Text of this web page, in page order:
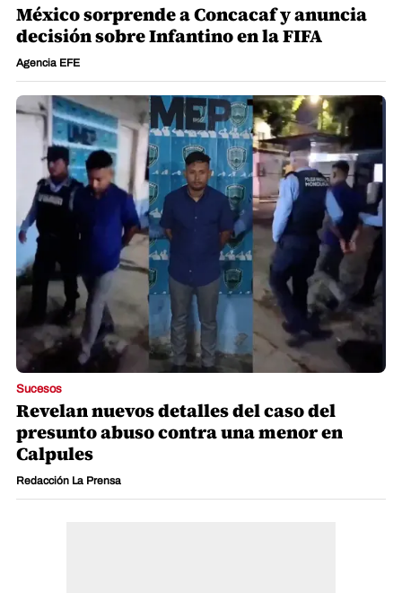
México sorprende a Concacaf y anuncia
decisión sobre Infantino en la FIFA
Agencia EFE
Sucesos
Revelan nuevos detalles del caso del
presunto abuso contra una menor en
Calpules
Redacción La Prensa